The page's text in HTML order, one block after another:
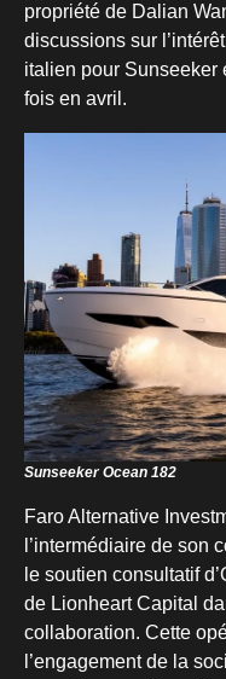
propriété de Dalian
discussions sur
italien pour Sunseeker
fois en avril.
Faro Alternative
l’intermédiaire de son
le soutien consultatif
de Lionheart Capital
collaboration. Cette
l’engagement de la